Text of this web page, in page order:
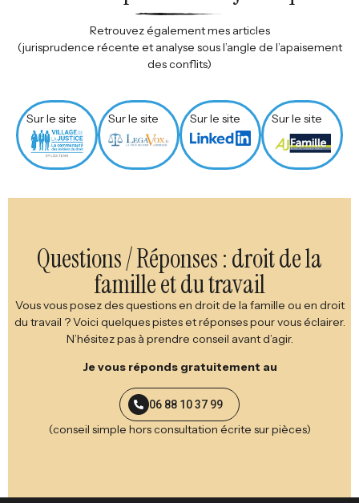
Retrouvez également mes articles
(jurisprudence récente et analyse sous l’angle de l’apaisement
des conflits)
Sur le site Sur le site Sur le site Sur le site
Questions / Réponses : droit de la
famille et du travail
Vous vous posez des questions en droit de la famille ou en droit
du travail ? Voici quelques pistes et réponses pour vous éclairer.
N’hésitez pas à prendre conseil avant d’agir.
Je vous réponds gratuitement au
06 88 10 37 99
(conseil simple hors consultation écrite sur pièces)